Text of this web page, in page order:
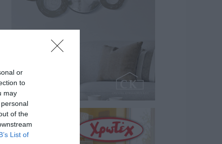
or
to
may
of the
List of